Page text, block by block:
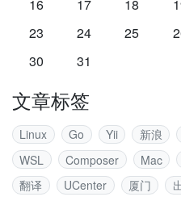
16
17 18
23
24 25
30
31
文章标签
Linux Go Yii 新浪
WSL
Composer Mac
翻译
UCenter 厦门